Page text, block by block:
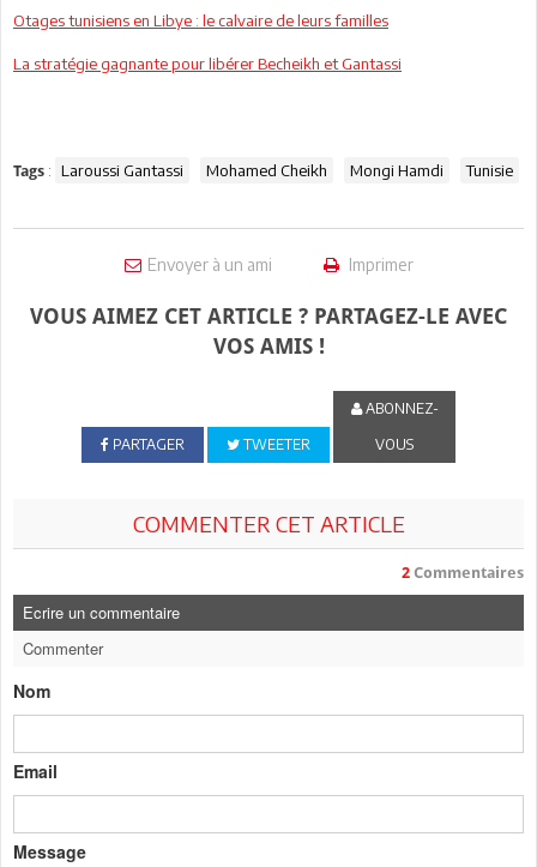
Otages tunisiens en Libye : le calvaire de leurs familles
La stratégie gagnante pour libérer Becheikh et Gantassi
Tags : Laroussi Gantassi Mohamed Cheikh Mongi Hamdi Tunisie
Envoyer à un ami Imprimer
VOUS AIMEZ CET ARTICLE ? PARTAGEZ-LE AVEC
VOS AMIS !
PARTAGER TWEETER
ABONNEZ-
VOUS
COMMENTER CET ARTICLE
2 Commentaires
Ecrire un commentaire
Commenter
Nom
Email
Message